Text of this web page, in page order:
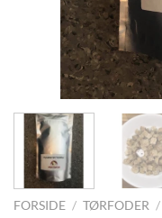
FORSIDE / TØRFODER /